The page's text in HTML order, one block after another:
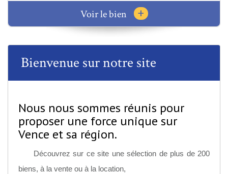
Voir le bien +
Bienvenue sur notre site
Nous nous sommes réunis pour
proposer une force unique sur
Vence et sa région.
Découvrez sur ce site une sélection de plus de 200
biens, à la vente ou à la location,